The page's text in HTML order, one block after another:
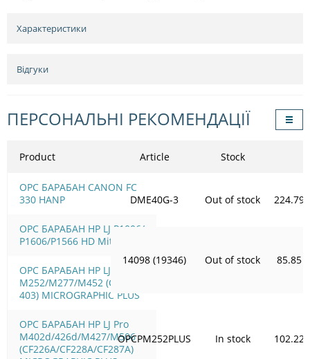
Характеристики
Відгуки
ПЕРСОНАЛЬНІ РЕКОМЕНДАЦІЇ
Product
OPC БАРАБАН CANON FC
330 HANP
OPC БАРАБАН HP LJ P1006/
Р1606/Р1566 HD Mitsubishi
OPC БАРАБАН HP LJ Pro
M252/M277/M452 (CF400-
403) MICROGRAPHIC PLUS
OPC БАРАБАН HP LJ Pro
M402d/426d/M427/M506
(CF226A/CF228A/CF287A)
Article Stock
DME40G-3 Out of stock 224.79
14098 (19346) Out of stock 85.85
OPCPM252PLUS In stock 102.22